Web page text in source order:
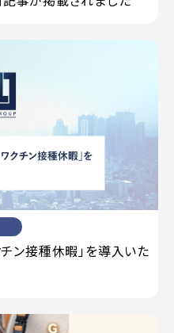
ン接種休暇」を導入いた